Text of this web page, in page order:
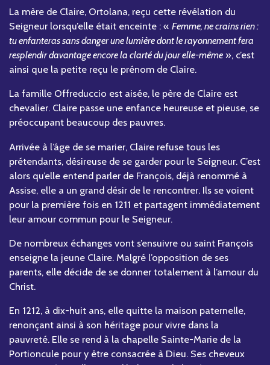
La mère de Claire, Ortolana, reçu cette révélation du
Seigneur lorsqu’elle était enceinte : « Femme, ne crains rien :
tu enfanteras sans danger une lumière dont le rayonnement fera
resplendir davantage encore la clarté du jour elle-même », c’est
ainsi que la petite reçu le prénom de Claire.
La famille Offreduccio est aisée, le père de Claire est
chevalier. Claire passe une enfance heureuse et pieuse, se
préoccupant beaucoup des pauvres.
Arrivée à l’âge de se marier, Claire refuse tous les
prétendants, désireuse de se garder pour le Seigneur. C’est
alors qu’elle entend parler de François, déjà renommé à
Assise, elle a un grand désir de le rencontrer. Ils se voient
pour la première fois en 1211 et partagent immédiatement
leur amour commun pour le Seigneur.
De nombreux échanges vont s’ensuivre ou saint François
enseigne la jeune Claire. Malgré l’opposition de ses
parents, elle décide de se donner totalement à l’amour du
Christ.
En 1212, à dix-huit ans, elle quitte la maison paternelle,
renonçant ainsi à son héritage pour vivre dans la
pauvreté. Elle se rend à la chapelle Sainte-Marie de la
Portioncule pour y être consacrée à Dieu. Ses cheveux